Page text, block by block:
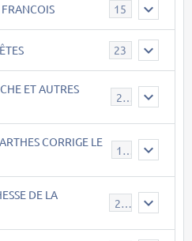
15
23
ET AUTRES
22
CORRIGE LE
15
DE LA
23